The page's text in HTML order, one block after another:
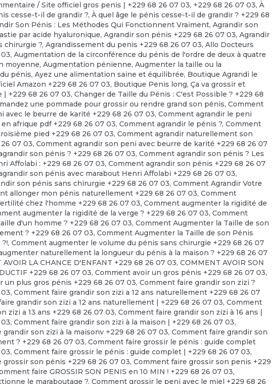
/Site officiel gros penis | +229 68 26 07 03, +229 68 26 07 03,À
cesse-t-il de grandir ?,À quel âge le pénis cesse-t-il de grandir ? +229 68
Son Pénis : Les Méthodes Qui Fonctionnent Vraiment,Agrandir son
par acide hyaluronique,Agrandir son pénis +229 68 26 07 03,Agrandir
chirurgie ?,Agrandissement du penis +229 68 26 07 03,Allo Docteurs
,Augmentation de la circonférence du pénis de l'ordre de deux à quatre
moyenne,Augmentation pénienne,Augmenter la taille ou la
pénis,Ayez une alimentation saine et équilibrée, Boutique Agrandi le
Amazon +229 68 26 07 03, Boutique Penis long,Ça va grossir et
| +229 68 26 07 03,Changer de Taille du Pénis : C'est Possible ? +229 68
une pommade pour grossir ou rendre grand son pénis,Comment
avec le beurre de karité +229 68 26 07 03,Comment agrandir le peni
afrique pdf +229 68 26 07 03,Comment agrandir le pénis ?,Comment
pied +229 68 26 07 03,Comment agrandir naturellement son
07 03,Comment agrandir son peni avec beurre de karité +229 68 26 07
son pénis ? +229 68 26 07 03,Comment agrandir son pénis ? Les
Affolabi : +229 68 26 07 03,Comment agrandir son pénis +229 68 26 07
son pénis avec marabout Henri Affolabi +229 68 26 07 03,
son pénis sans chirurgie +229 68 26 07 03,Comment Agrandir Votre
allonger mon pénis naturellement +229 68 26 07 03,Comment
chez l'homme +229 68 26 07 03,Comment augmenter la rigidité de
augmenter la rigidité de la verge ? +229 68 26 07 03,Comment
d'un homme ? +229 68 26 07 03,Comment Augmenter la Taille de son
? +229 68 26 07 03,Comment Augmenter la Taille de son Pénis
,Comment augmenter le volume du pénis sans chirurgie +229 68 26 07
naturellement la longueur du pénis à la maison ? +229 68 26 07
AVOIR LA CHANCE D'ENFANT +229 68 26 07 03,COMMENT AVOIR SON
+229 68 26 07 03,Comment avoir un gros pénis +229 68 26 07 03,
un plus gros pénis +229 68 26 07 03,Comment faire grandir son zizi ?
,Comment faire grandir son zizi a 12 ans naturellement +229 68 26 07
grandir son zizi a 12 ans naturellement | +229 68 26 07 03,Comment
zizi a 13 ans +229 68 26 07 03,Comment faire grandir son zizi à 16 ans |
,Comment faire grandir son zizi à la maison | +229 68 26 07 03,
grandir son zizi à la maisonv +229 68 26 07 03,Comment faire grandir son
? +229 68 26 07 03,Comment faire grossir le pénis : guide complet
,Comment faire grossir le pénis : guide complet | +229 68 26 07 03,
grossir son pénis +229 68 26 07 03,Comment faire grossir son penis +229
faire GROSSIR SON PENIS en 10 MIN ! +229 68 26 07 03,
le maraboutage ?,Comment grossir le peni avec le miel +229 68 26